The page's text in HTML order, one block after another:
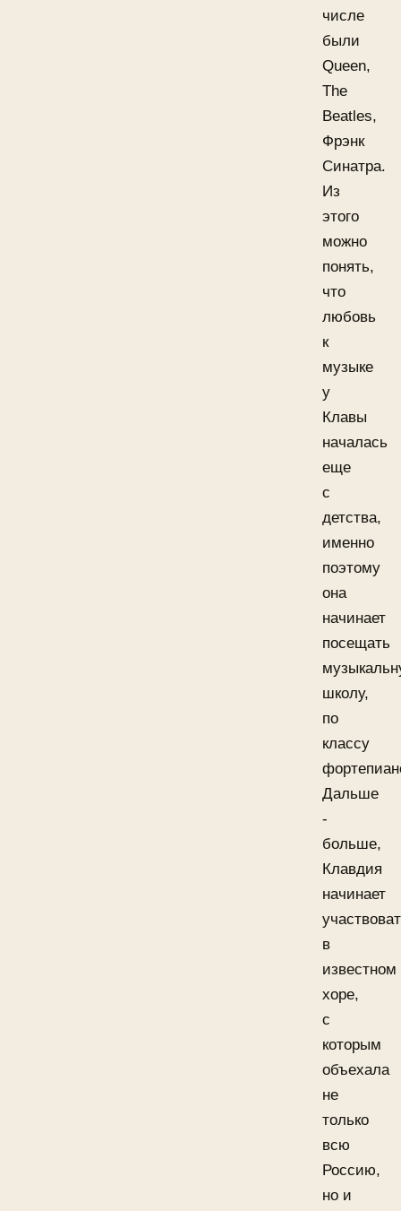
числе
были
Queen,
The
Beatles,
Фрэнк
Синатра.
Из
этого
можно
понять,
что
любовь
к
музыке
у
Клавы
началась
еще
с
детства,
именно
поэтому
она
начинает
посещать
школу,
по
классу
Дальше
-
больше,
Клавдия
начинает
в
известном
хоре,
с
которым
объехала
не
только
всю
Россию,
но и